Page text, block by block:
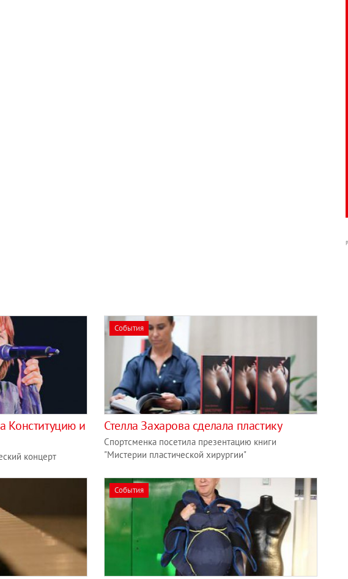
Конституцию и
концерт
События
Стелла Захарова сделала пластику
Спортсменка посетила презентацию книги
"Мистерии пластической хирургии"
События